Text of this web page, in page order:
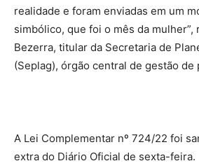
realidade e foram enviadas em um
simbólico, que foi o mês da mulher”,
Bezerra, titular da Secretaria de
(Seplag), órgão central de gestão de
A Lei Complementar nº 724/22 foi
extra do Diário Oficial de sexta-feira.